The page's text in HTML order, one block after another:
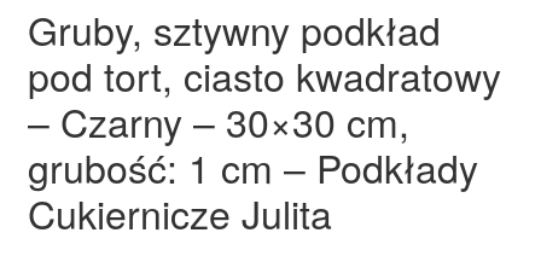
Gruby, sztywny podkład
pod tort, ciasto kwadratowy
– Czarny – 30×30 cm,
grubość: 1 cm – Podkłady
Cukiernicze Julita